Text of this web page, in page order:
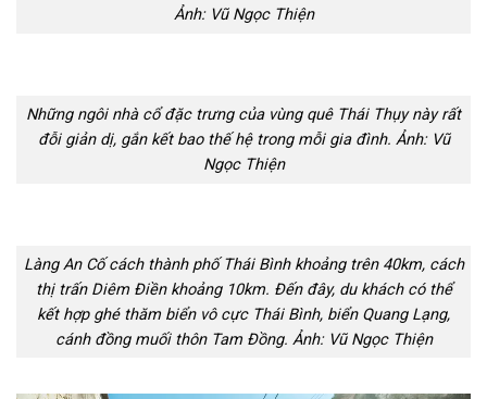
Ảnh: Vũ Ngọc Thiện
Những ngôi nhà cổ đặc trưng của vùng quê Thái Thụy này rất
đỗi giản dị, gắn kết bao thế hệ trong mỗi gia đình. Ảnh: Vũ
Ngọc Thiện
Làng An Cố cách thành phố Thái Bình khoảng trên 40km, cách
thị trấn Diêm Điền khoảng 10km. Đến đây, du khách có thể
kết hợp ghé thăm biển vô cực Thái Bình, biển Quang Lạng,
cánh đồng muối thôn Tam Đồng. Ảnh: Vũ Ngọc Thiện